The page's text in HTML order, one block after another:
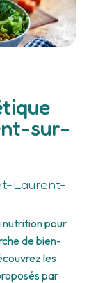
sur-
Laurent-
nutrition pour
de bien-
les
par